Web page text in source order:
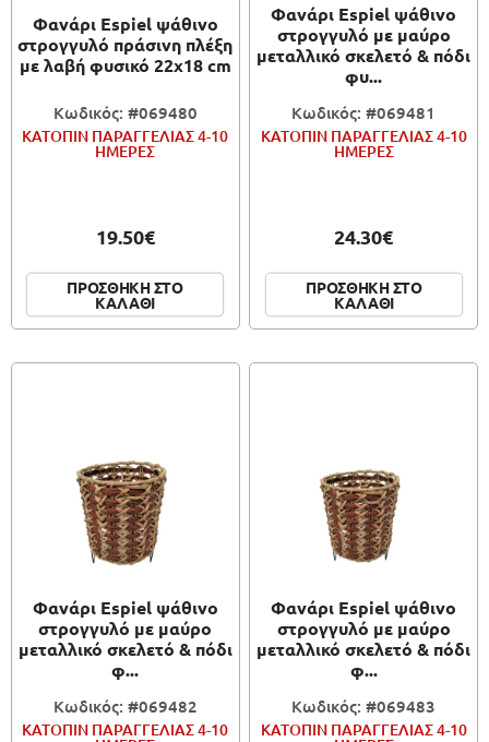
Φανάρι Espiel ψάθινο
στρογγυλό πράσινη πλέξη
με λαβή φυσικό 22x18 cm
Κωδικός: #069480
ΚΑΤΟΠΙΝ ΠΑΡΑΓΓΕΛΙΑΣ 4-10
ΗΜΕΡΕΣ
19.50€
ΠΡΟΣΘΗΚΗ ΣΤΟ
ΚΑΛΑΘΙ
Φανάρι Espiel ψάθινο
στρογγυλό με μαύρο
μεταλλικό σκελετό & πόδι
φυ...
Κωδικός: #069481
ΚΑΤΟΠΙΝ ΠΑΡΑΓΓΕΛΙΑΣ 4-10
ΗΜΕΡΕΣ
24.30€
ΠΡΟΣΘΗΚΗ ΣΤΟ
ΚΑΛΑΘΙ
Φανάρι Espiel ψάθινο
στρογγυλό με μαύρο
μεταλλικό σκελετό & πόδι
φ...
Κωδικός: #069482
ΚΑΤΟΠΙΝ ΠΑΡΑΓΓΕΛΙΑΣ 4-10
Φανάρι Espiel ψάθινο
στρογγυλό με μαύρο
μεταλλικό σκελετό & πόδι
φ...
Κωδικός: #069483
ΚΑΤΟΠΙΝ ΠΑΡΑΓΓΕΛΙΑΣ 4-10